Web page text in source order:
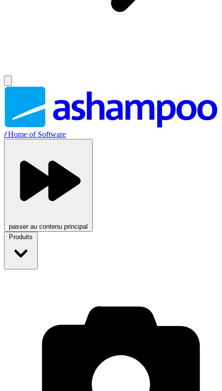
//Home of Software
passer au contenu principal
Produits